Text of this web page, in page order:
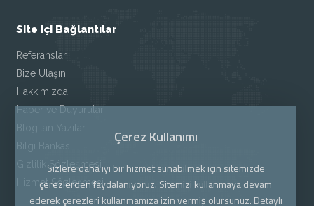
Site içi Bağlantılar
Referanslar
Bize Ulaşın
Hakkımızda
Haber ve Duyurular
Blog'tan Yazılar
Bilgi Bankası
Gizlilik Sözleşmesi
Hizmet Sözleşmesi
Çerez Kullanımı
Sizlere daha iyi bir hizmet sunabilmek için sitemizde
çerezlerden faydalanıyoruz. Sitemizi kullanmaya devam
ederek çerezleri kullanmamıza izin vermiş olursunuz. Detaylı